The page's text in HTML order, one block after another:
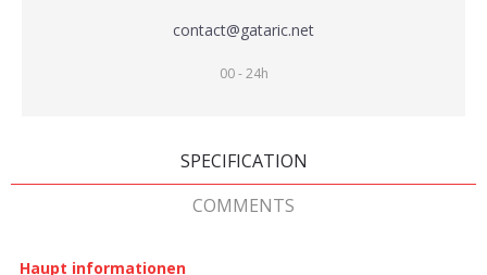
contact@gataric.net
00 - 24h
SPECIFICATION
COMMENTS
Haupt informationen